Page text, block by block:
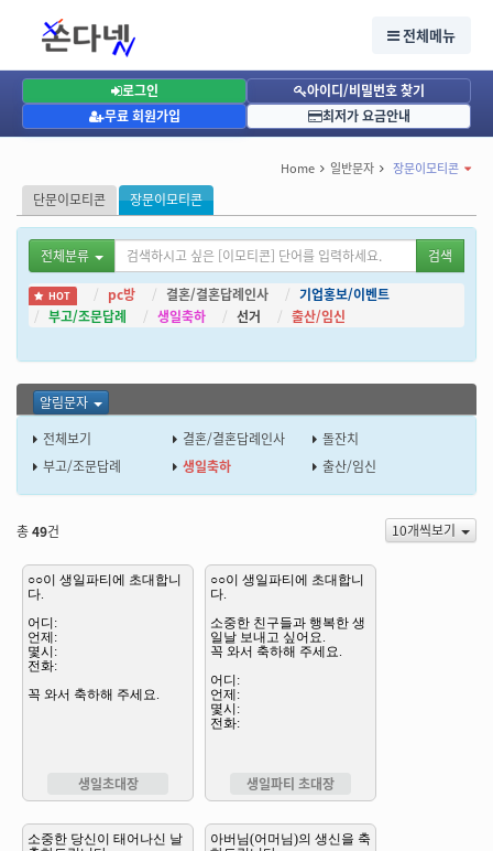
생일문자, 생일축하
생일문자, 생일축하
전체메뉴
로그인
아이디/비밀번호 찾기
무료 회원가입
최저가 요금안내
Home 일반문자 장문이모티콘
단문이모티콘 장문이모티콘
전체분류 검색
HOT pc방 결혼/결혼답례인사
기업홍보/이벤트
부고/조문답례
생일축하 선거 출산/임신
알림문자
전체보기
결혼/결혼답례인사
돌잔치
부고/조문답례
생일축하 출산/임신
총49건 10개씩보기
생일초대장 생일파티 초대장